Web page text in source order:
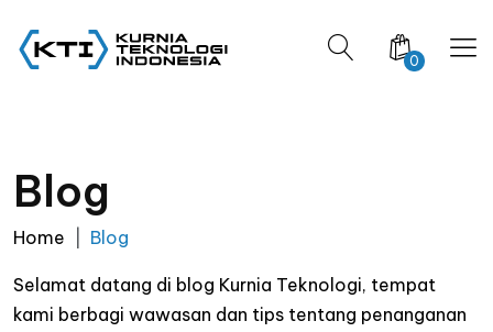
0
Blog
Home Blog
Selamat datang di blog Kurnia Teknologi, tempat
kami berbagi wawasan dan tips tentang penanganan